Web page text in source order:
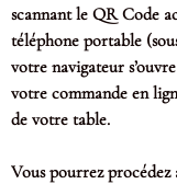
scannant le QR Code
téléphone portable
votre navigateur
votre commande en
de votre table.
Vous pourrez procédez